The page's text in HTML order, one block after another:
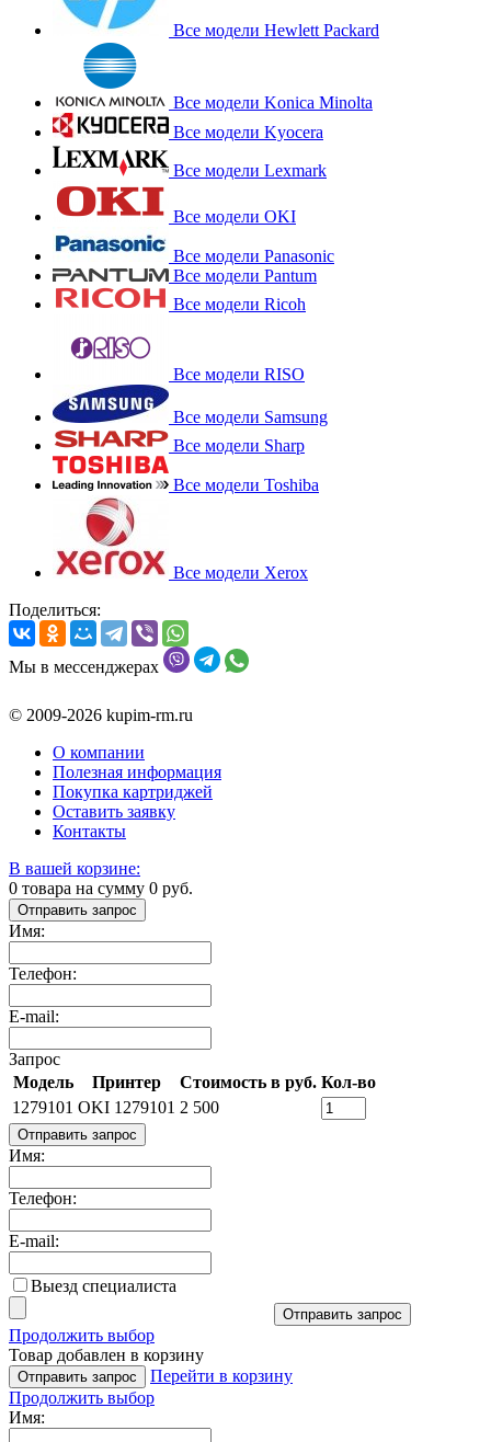
Все модели Hewlett Packard
Все модели Konica Minolta
Все модели Kyocera
Все модели Lexmark
Все модели OKI
Все модели Panasonic
Все модели Pantum
Все модели Ricoh
Все модели RISO
Все модели Samsung
Все модели Sharp
Все модели Toshiba
Все модели Xerox
Поделиться:
Мы в мессенджерах
© 2009-2026 kupim-rm.ru
О компании
Полезная информация
Покупка картриджей
Оставить заявку
Контакты
В вашей корзине:
0 товара на сумму 0 руб.
Отправить запрос
Имя:
Телефон:
E-mail:
Запрос
Модель
Принтер Стоимость в руб. Кол-во
1279101 OKI 1279101 2 500
Отправить запрос
Имя:
Телефон:
E-mail:
Выезд специалиста
Отправить запрос
Продолжить выбор
Товар добавлен в корзину
Отправить запрос
Перейти в корзину
Продолжить выбор
Имя: